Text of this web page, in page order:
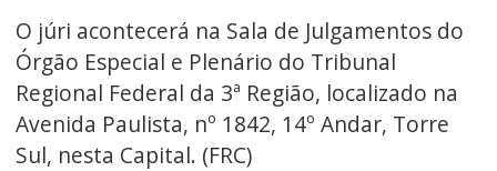
O júri acontecerá na Sala de Julgamentos do
Órgão Especial e Plenário do Tribunal
Regional Federal da 3ª Região, localizado na
Avenida Paulista, nº 1842, 14º Andar, Torre
Sul, nesta Capital. (FRC)